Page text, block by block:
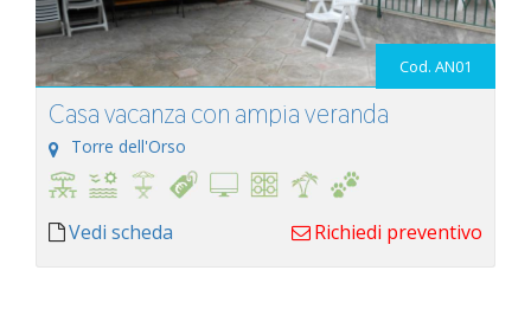
Cod. AN01
Casa vacanza con ampia veranda
Torre dell'Orso
Vedi scheda Richiedi preventivo